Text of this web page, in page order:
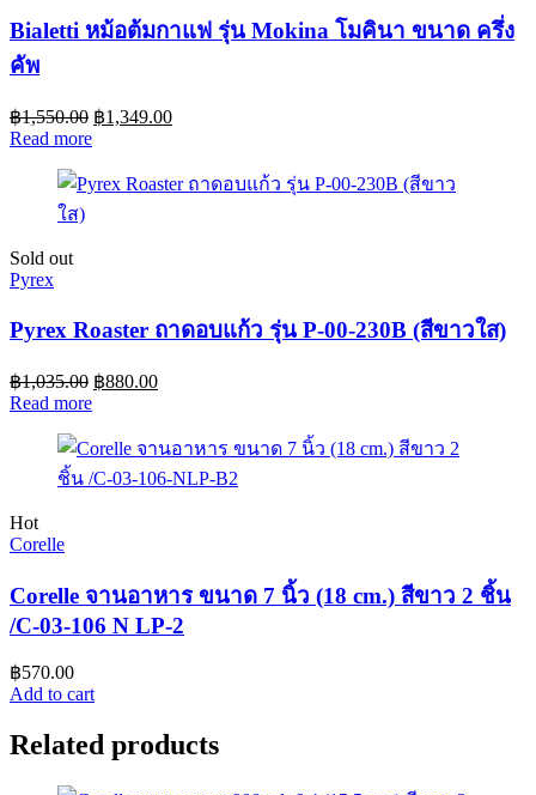
Bialetti หม้อต้มกาแฟ รุ่น Mokina โมคินา ขนาด ครึ่ง
คัพ
฿1,550.00 ฿1,349.00
Read more
Sold out
Pyrex
Pyrex Roaster ถาดอบแก้ว รุ่น P-00-230B (สีขาวใส)
฿1,035.00 ฿880.00
Read more
Hot
Corelle
Corelle จานอาหาร ขนาด 7 นิ้ว (18 cm.) สีขาว 2 ชิ้น
/C-03-106 N LP-2
฿570.00
Add to cart
Related products